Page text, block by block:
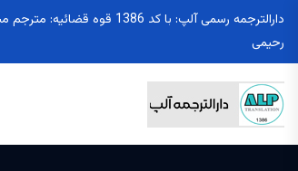
دارالترجمه رسمی آلپ: با کد 1386
رحیمی